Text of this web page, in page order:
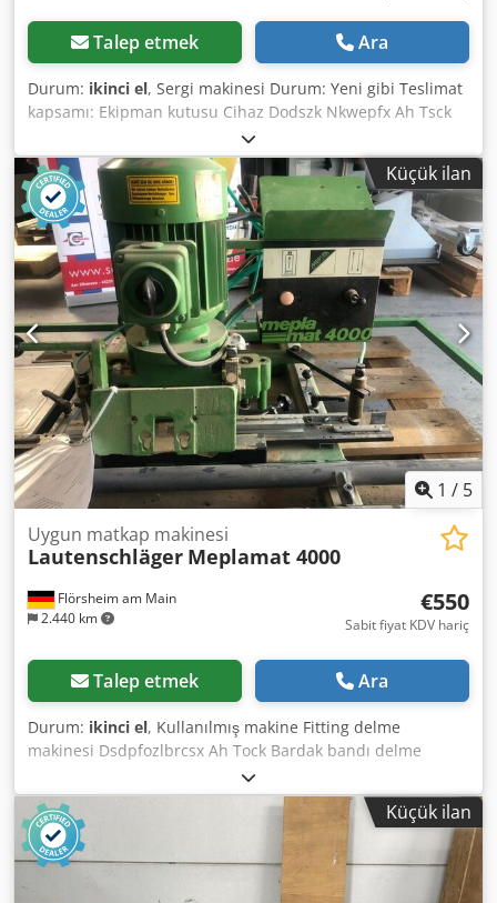
Talep etmek Ara
Durum: ikinci el, Sergi makinesi Durum: Yeni gibi Teslimat
kapsamı: Ekipman kutusu Cihaz Dodszk Nkwepfx Ah Tsck
Kullanım talimatları biraz Bu ürün kullanılmamış bir sergi
ürünüdür
Küçük ilan
1 / 5
Flörsheim am Main
2.440 km
Uygun matkap makinesi
Lautenschläger Meplamat 4000
€550
Sabit fiyat KDV hariç
Talep etmek Ara
Durum: ikinci el, Kullanılmış makine Fitting delme
makinesi Dsdpfozlbrcsx Ah Tock Bardak bandı delme
makinesi Montaj matkabı (Çim delme kalıbı) Seri olarak 6
delme mili (32 adım) (8 matkap kafasının bir mili arızalı) 4
adet çanak delme için yukarı yönde delme mili Pnömatik
tutma durdurma derinlik ayarı Bağlantı: 16 A / 380 V Motor:
1,5 kW Ağırlık yaklaşık 100 kg Boyutlar: 3.130 x 1.060 x 710
mm Kullanılabilirlik: kısa dönem Depolama yeri: Flörsheim
Küçük ilan